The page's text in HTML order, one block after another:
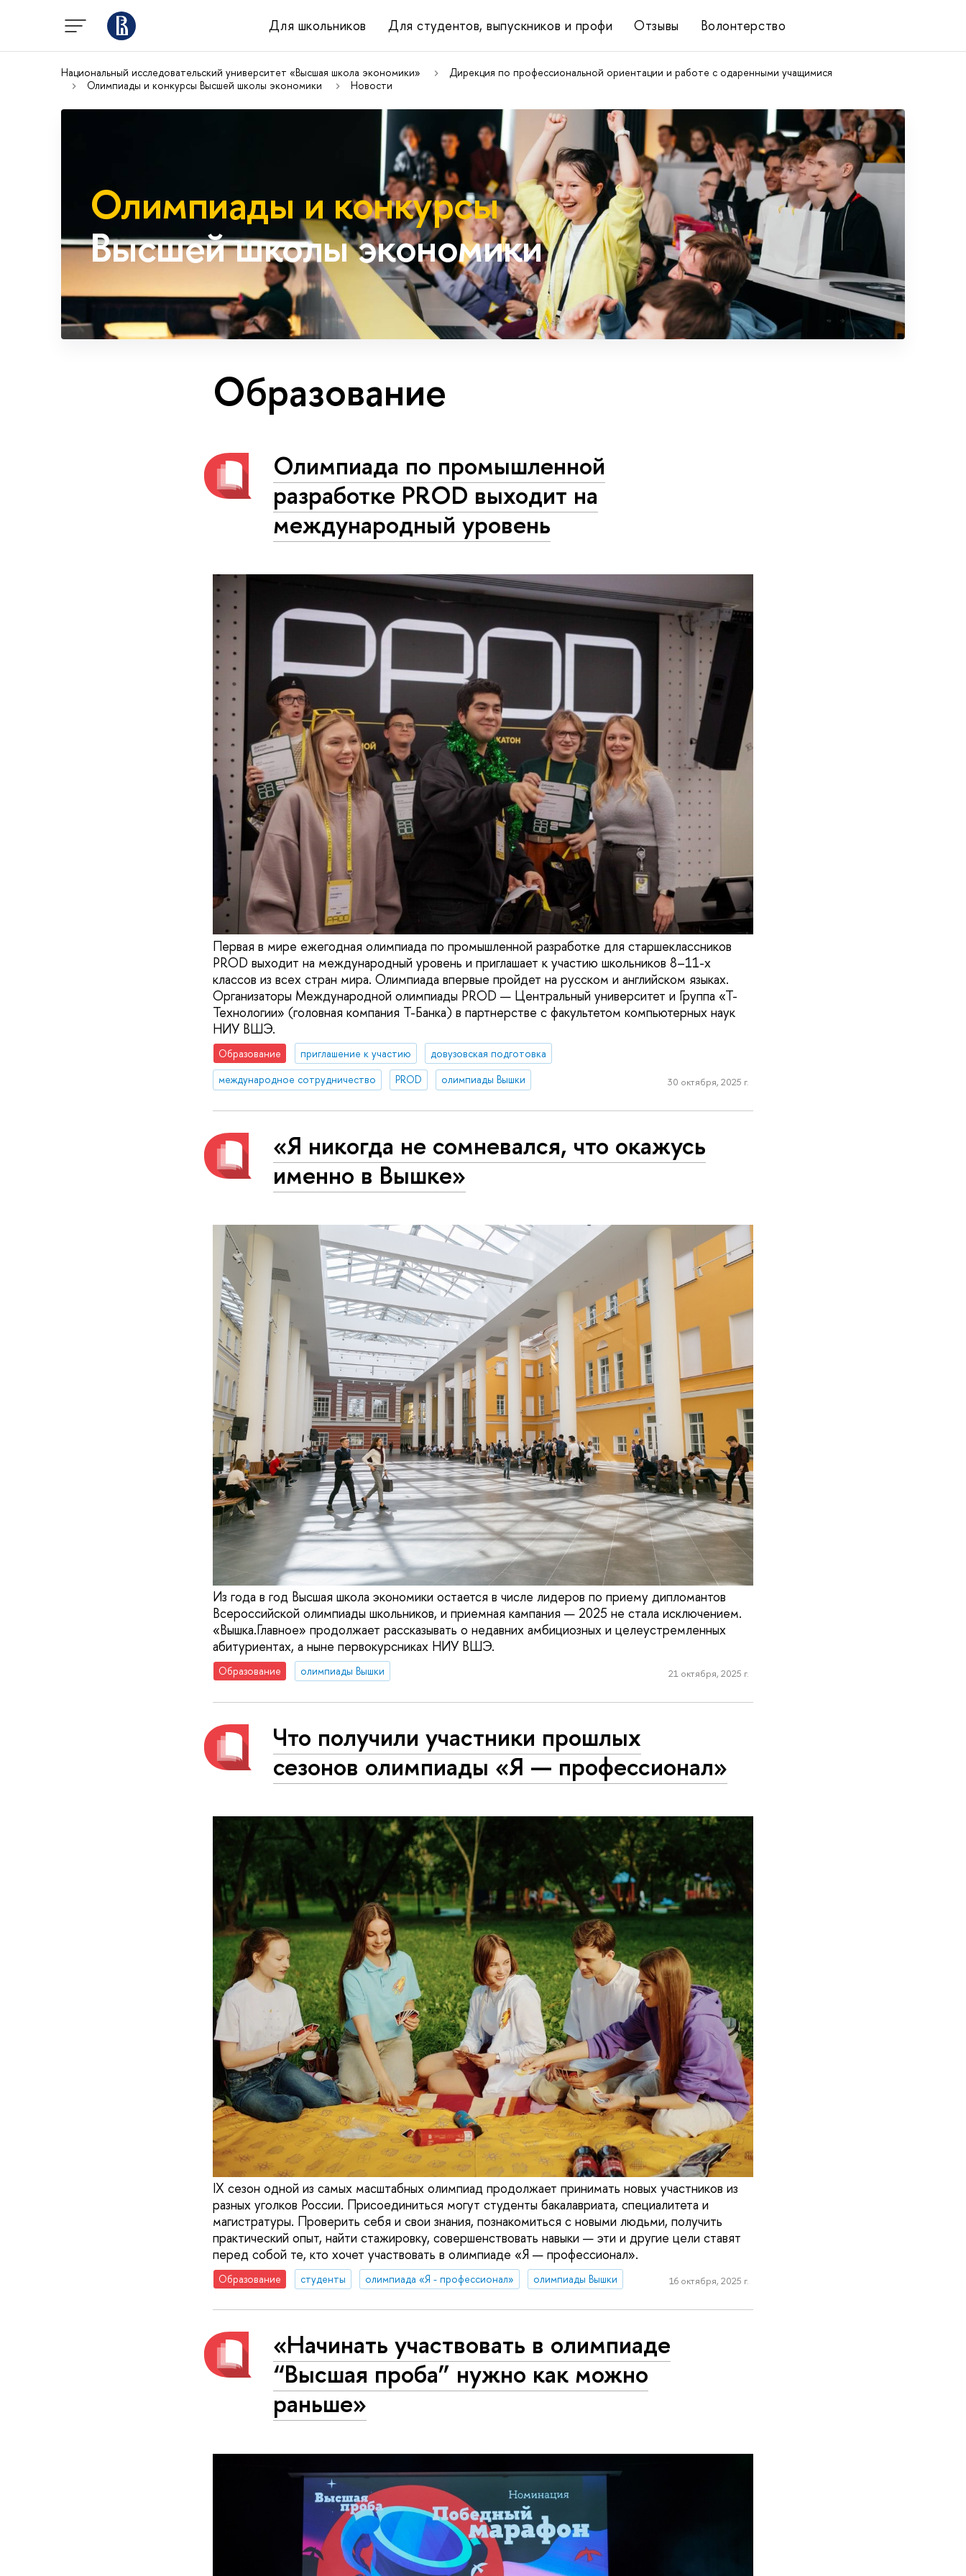
Для школьников Для студентов, выпускников и профи Отзывы Волонтерство
Национальный исследовательский университет «Высшая школа экономики»
Дирекция по профессиональной ориентации и работе с одаренными учащимися
Олимпиады и конкурсы Высшей школы экономики
Новости
Олимпиады и конкурсы
Высшей школы экономики
Образование
Олимпиада по промышленной
разработке PROD выходит на
международный уровень
Первая в мире ежегодная олимпиада по промышленной разработке для старшеклассников
PROD выходит на международный уровень и приглашает к участию школьников 8–11-х
классов из всех стран мира. Олимпиада впервые пройдет на русском и английском языках.
Организаторы Международной олимпиады PROD — Центральный университет и Группа «Т-
Технологии» (головная компания Т-Банка) в партнерстве с факультетом компьютерных наук
НИУ ВШЭ.
Образование приглашение к участию
довузовская подготовка
международное сотрудничество
PROD олимпиады Вышки 30 октября, 2025 г.
«Я никогда не сомневался, что окажусь
именно в Вышке»
Из года в год Высшая школа экономики остается в числе лидеров по приему дипломантов
Всероссийской олимпиады школьников, и приемная кампания — 2025 не стала исключением.
«Вышка.Главное» продолжает рассказывать о недавних амбициозных и целеустремленных
абитуриентах, а ныне первокурсниках НИУ ВШЭ.
Образование олимпиады Вышки 21 октября, 2025 г.
Что получили участники прошлых
сезонов олимпиады «Я — профессионал»
IX сезон одной из самых масштабных олимпиад продолжает принимать новых участников из
разных уголков России. Присоединиться могут студенты бакалавриата, специалитета и
магистратуры. Проверить себя и свои знания, познакомиться с новыми людьми, получить
практический опыт, найти стажировку, совершенствовать навыки — эти и другие цели ставят
перед собой те, кто хочет участвовать в олимпиаде «Я — профессионал».
Образование студенты олимпиада «Я - профессионал» олимпиады Вышки 16 октября, 2025 г.
«Начинать участвовать в олимпиаде
“Высшая проба” нужно как можно
раньше»